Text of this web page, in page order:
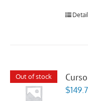
Out of stock
$